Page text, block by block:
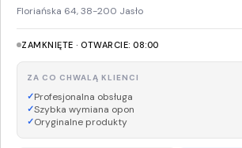
Floriańska 64, 38-200 Jasło
ZAMKNIĘTE · OTWARCIE: 08:00
ZA CO CHWALĄ KLIENCI
Profesjonalna obsługa
Szybka wymiana opon
Oryginalne produkty